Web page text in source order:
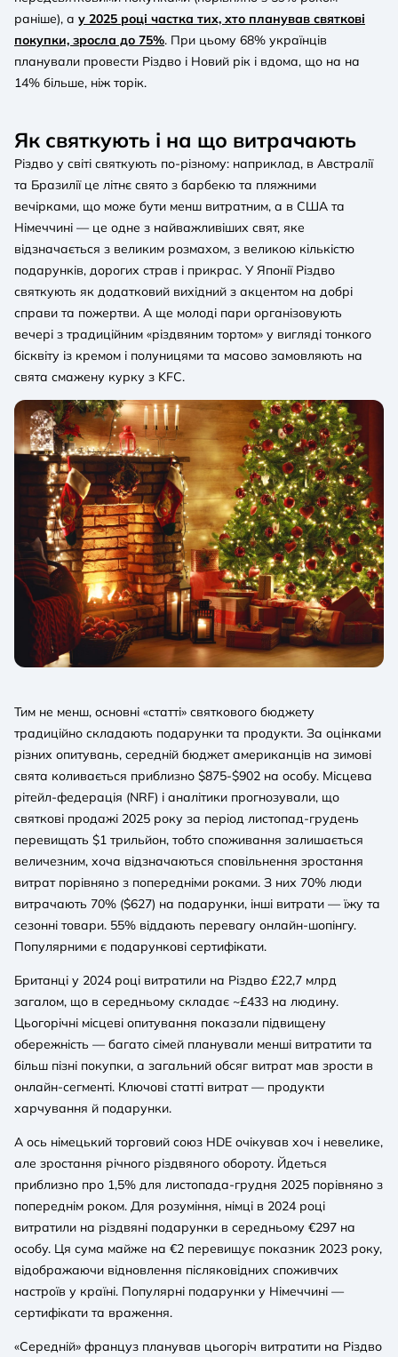
раніше), а у 2025 році частка тих, хто планував святкові
покупки, зросла до 75%. При цьому 68% українців
планували провести Різдво і Новий рік і вдома, що на на
14% більше, ніж торік.
Як святкують і на що витрачають
Різдво у світі святкують по-різному: наприклад, в Австралії
та Бразилії це літнє свято з барбекю та пляжними
вечірками, що може бути менш витратним, а в США та
Німеччині — це одне з найважливіших свят, яке
відзначається з великим розмахом, з великою кількістю
подарунків, дорогих страв і прикрас. У Японії Різдво
святкують як додатковий вихідний з акцентом на добрі
справи та пожертви. А ще молоді пари організовують
вечері з традиційним «різдвяним тортом» у вигляді тонкого
бісквіту із кремом і полуницями та масово замовляють на
свята смажену курку з KFC.
Тим не менш, основні «статті» святкового бюджету
традиційно складають подарунки та продукти. За оцінками
різних опитувань, середній бюджет американців на зимові
свята коливається приблизно $875-$902 на особу. Місцева
рітейл-федерація (NRF) і аналітики прогнозували, що
святкові продажі 2025 року за період листопад-грудень
перевищать $1 трильйон, тобто споживання залишається
величезним, хоча відзначаються сповільнення зростання
витрат порівняно з попередніми роками. З них 70% люди
витрачають 70% ($627) на подарунки, інші витрати — їжу та
сезонні товари. 55% віддають перевагу онлайн-шопінгу.
Популярними є подарункові сертифікати.
Британці у 2024 році витратили на Різдво £22,7 млрд
загалом, що в середньому складає ~£433 на людину.
Цьогорічні місцеві опитування показали підвищену
обережність — багато сімей планували менші витратити та
більш пізні покупки, а загальний обсяг витрат мав зрости в
онлайн-сегменті. Ключові статті витрат — продукти
харчування й подарунки.
А ось німецький торговий союз HDE очікував хоч і невелике,
але зростання річного різдвяного обороту. Йдеться
приблизно про 1,5% для листопада-грудня 2025 порівняно з
попереднім роком. Для розуміння, німці в 2024 році
витратили на різдвяні подарунки в середньому €297 на
особу. Ця сума майже на €2 перевищує показник 2023 року,
відображаючи відновлення післяковідних споживчих
настроїв у країні. Популярні подарунки у Німеччині —
сертифікати та враження.
«Середній» француз планував цьогоріч витратити на Різдво